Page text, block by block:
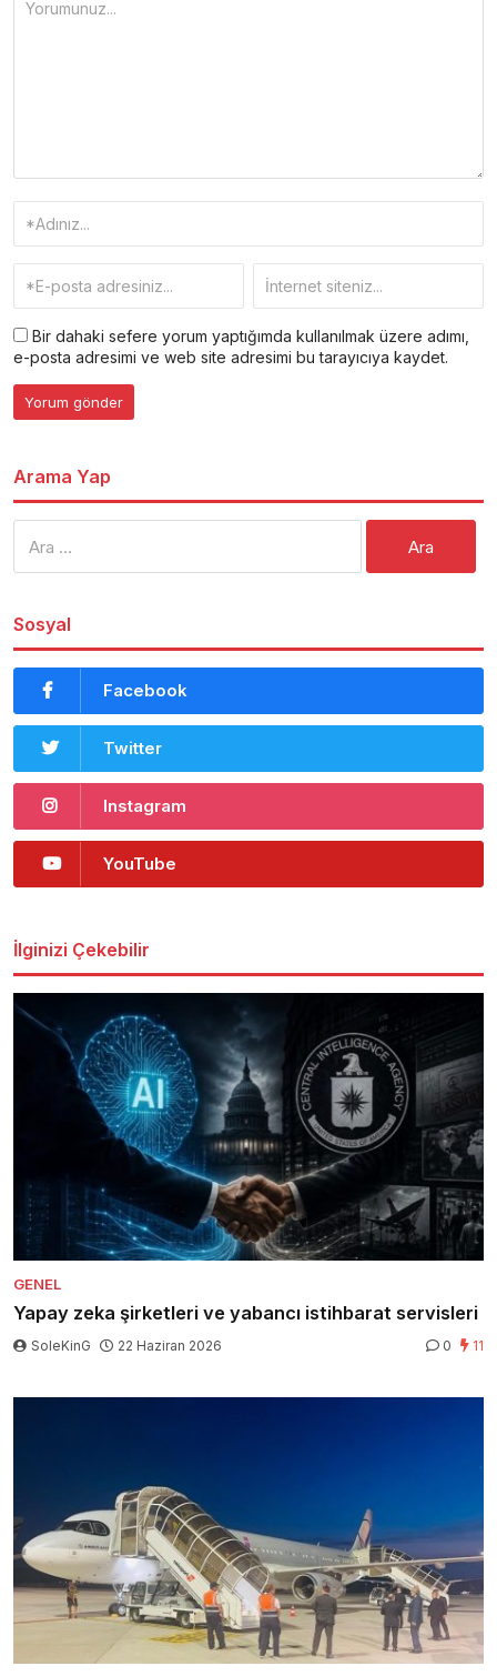
Bir dahaki sefere yorum yaptığımda kullanılmak üzere adımı,
e-posta adresimi ve web site adresimi bu tarayıcıya kaydet.
Arama Yap
Sosyal
Facebook
Twitter
Instagram
YouTube
İlginizi Çekebilir
GENEL
Yapay zeka şirketleri ve yabancı istihbarat servisleri
SoleKinG 22 Haziran 2026 0 11